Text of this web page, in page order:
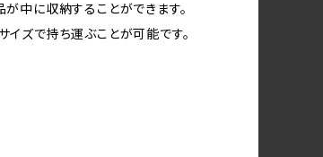
中に収納することができます。
ズで持ち運ぶことが可能です。